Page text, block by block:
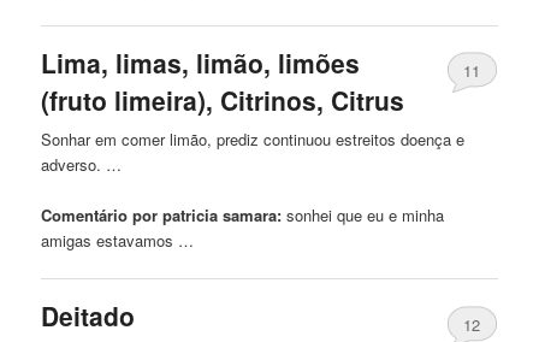
Lima, limas, limão, limões
(fruto limeira), Citrinos, Citrus
11
Sonhar em comer limão, prediz continuou estreitos doença e
adverso. …
Comentário por patricia samara: sonhei que eu e minha
amigas estavamos …
Deitado
12